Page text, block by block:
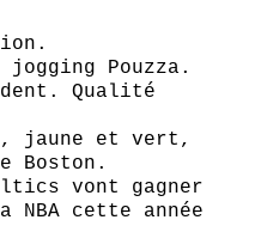
jogging Pouzza.
Qualité
jaune et vert,
Boston.
vont gagner
cette année